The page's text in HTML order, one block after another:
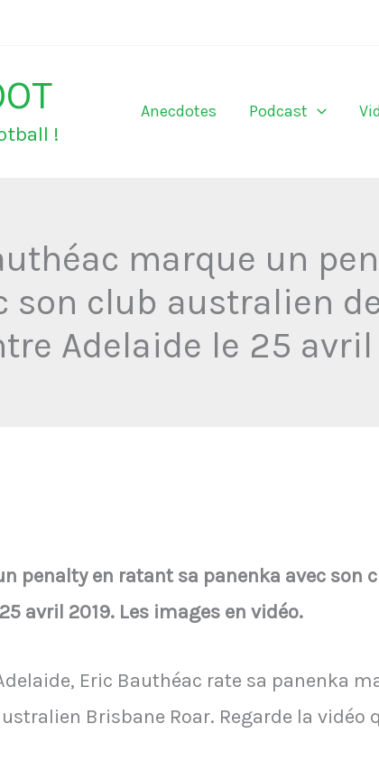
!
Anecdotes Podcast
marque un
son club australien
Adelaide le 25 avril
penalty en ratant sa panenka avec son
avril 2019. Les images en vidéo.
Eric Bauthéac rate sa panenka
Brisbane Roar. Regarde la vidéo